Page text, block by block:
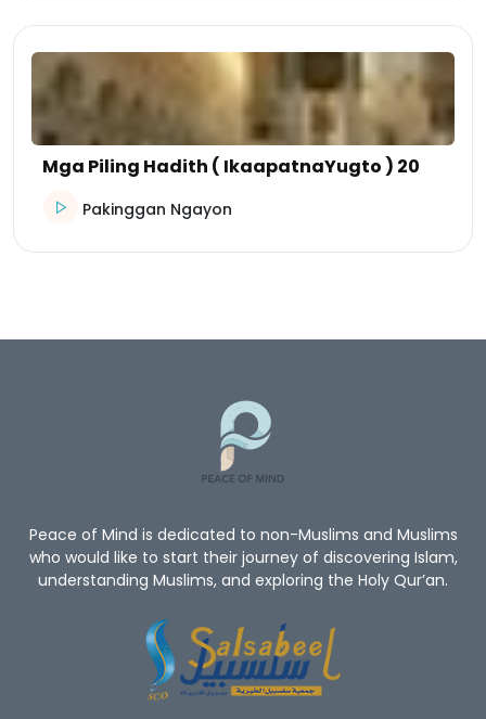
Mga Piling Hadith ( IkaapatnaYugto ) 20
Pakinggan Ngayon
Peace of Mind is dedicated to non-Muslims and Muslims
who would like to start their journey of discovering Islam,
understanding Muslims, and exploring the Holy Qur’an.